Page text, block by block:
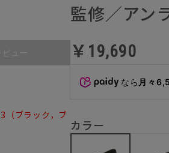
ビュー
ブラック，ブ
監修／アン
￥19,690
なら 月々
カラー